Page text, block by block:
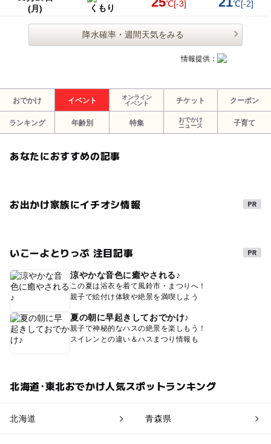
(月)
くもり ℃[-3] ℃[-2]
降水確率・週間天気をみる
情報提供：
おでかけ イベント
オンライン
イベント
チケット クーポン
ランキング 年齢別 特集
おでかけ
ニュース
子育て
あなたにおすすめの記事
お出かけ家族にイチオシ情報
いこーよとりっぷ 注目記事
涼やかな音色に癒やされる♪
この夏は浴衣を着て風鈴市・まつりへ！
親子で絵付け体験や絶景を満喫しよう
夏の朝に早起きしておでかけ♪
親子で神秘的なハスの絶景を楽しもう！
スイレンとの違い＆ハスまつり情報も
北海道･東北おでかけ人気スポットランキング
北海道 青森県